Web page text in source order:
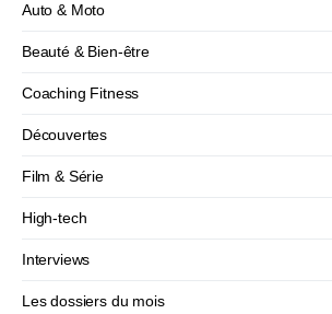
Auto & Moto
Beauté & Bien-être
Coaching Fitness
Découvertes
Film & Série
High-tech
Interviews
Les dossiers du mois